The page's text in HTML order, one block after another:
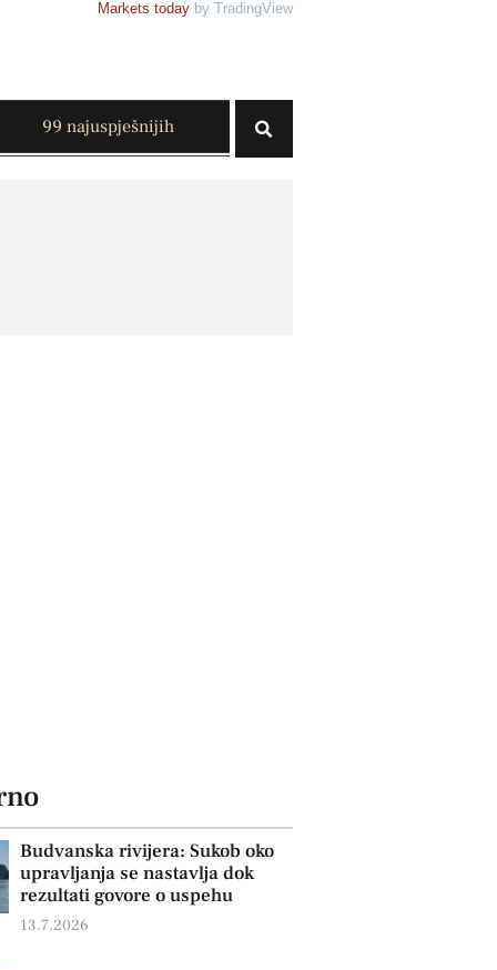
Markets today by TradingView
99 najuspješnijih
Budvanska rivijera: Sukob oko
upravljanja se nastavlja dok
rezultati govore o uspehu
13.7.2026